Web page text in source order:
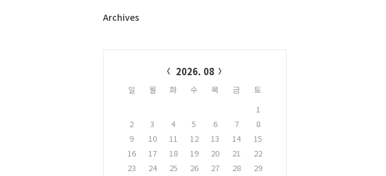
플
Archives
2026. 08
일 월 화 수 목 금
토
1
2
3 4 5 6 7
8
9
10 11 12 13 14
15
16
17 18 19 20 21
22
23
24 25 26 27 28
29